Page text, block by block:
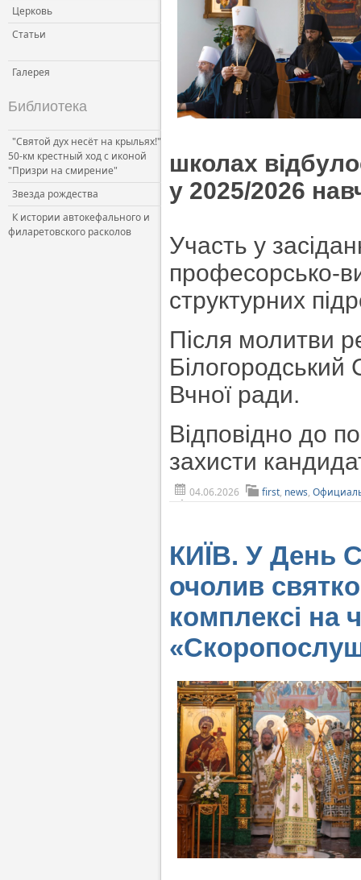
Церковь
Статьи
Галерея
Библиотека
"Святой дух несёт на крыльях!"
50-км крестный ход с иконой
"Призри на смирение"
Звезда рождества
К истории автокефального и
филаретовского расколов
школах
у 2025/2026
Участь у
професорсько-
структурних
Після молитви
Білогородський
Вчної ради.
Відповідно до
захисти
04.06.2026 first, news,
КИЇВ. У День
очолив
комплексі на